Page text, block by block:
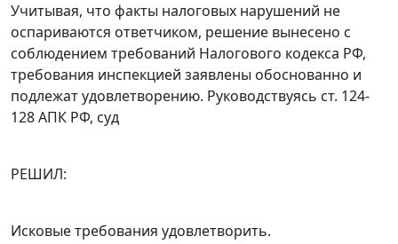
Учитывая, что факты налоговых нарушений не
оспариваются ответчиком, решение вынесено с
соблюдением требований Налогового кодекса РФ,
требования инспекцией заявлены обоснованно и
подлежат удовлетворению. Руководствуясь ст. 124-
128АПК РФ, суд
РЕШИЛ:
Исковые требования удовлетворить.